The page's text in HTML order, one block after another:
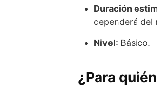
Duración
dependerá del
Nivel: Básico.
¿Para